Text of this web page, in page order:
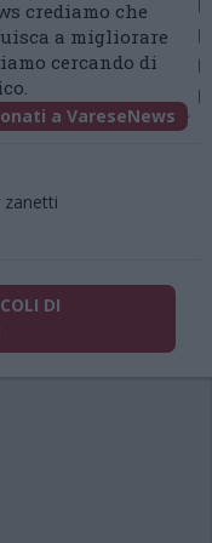
crediamo che
a migliorare
cercando di
a VareseNews
zanetti
DI